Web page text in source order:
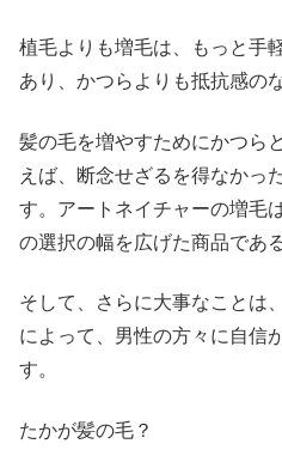
植毛よりも増毛は、もっと手
あり、かつらよりも抵抗感の
髪の毛を増やすためにかつら
えば、断念せざるを得なかっ
す。アートネイチャーの増毛
の選択の幅を広げた商品であ
そして、さらに大事なことは
によって、男性の方々に自信
す。
たかが髪の毛？